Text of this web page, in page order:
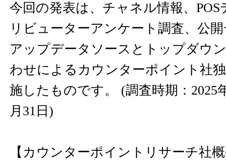
今回の発表は、チャネル情報、
リビューターアンケート調査、公
アップデータソースとトップダウ
わせによるカウンターポイント社
施したものです。 (調査時期：2025
月31日)
【カウンターポイントリサーチ社